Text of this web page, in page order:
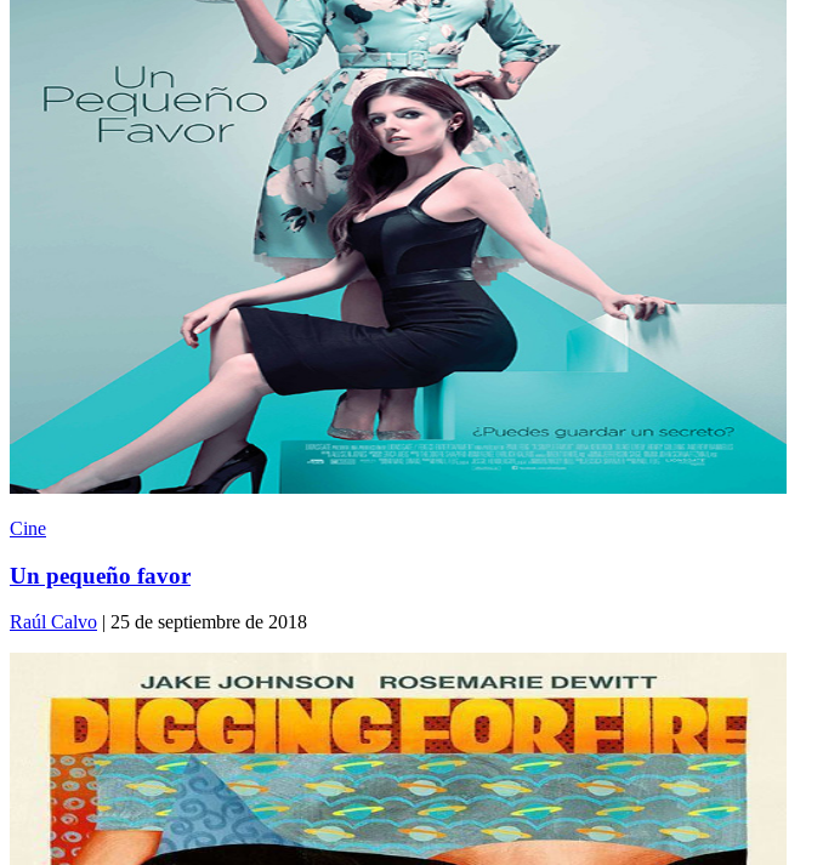
Cine
Un pequeño favor
Raúl Calvo | 25 de septiembre de 2018